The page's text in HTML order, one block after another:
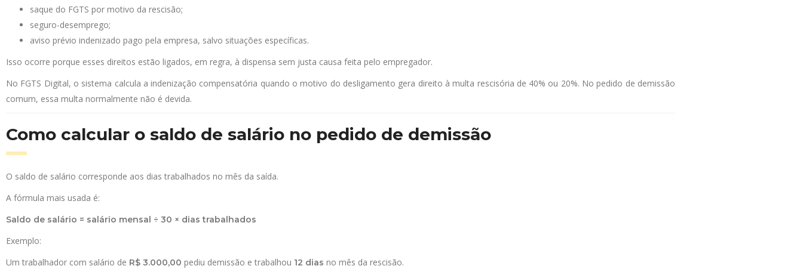
saque do FGTS por motivo da rescisão;
seguro-desemprego;
aviso prévio indenizado pago pela empresa, salvo situações específicas.
Isso ocorre porque esses direitos estão ligados, em regra, à dispensa sem justa causa feita pelo empregador.
No FGTS Digital, o sistema calcula a indenização compensatória quando o motivo do desligamento gera direito à multa rescisória de 40% ou 20%. No pedido de demissão
comum, essa multa normalmente não é devida.
Como calcular o saldo de salário no pedido de demissão
O saldo de salário corresponde aos dias trabalhados no mês da saída.
A fórmula mais usada é:
Saldo de salário = salário mensal ÷ 30 × dias trabalhados
Exemplo:
Um trabalhador com salário de R$ 3.000,00 pediu demissão e trabalhou 12 dias no mês da rescisão.